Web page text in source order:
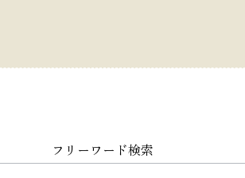
フリーワード検索